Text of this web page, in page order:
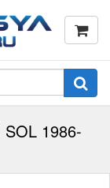
SOL 1986-